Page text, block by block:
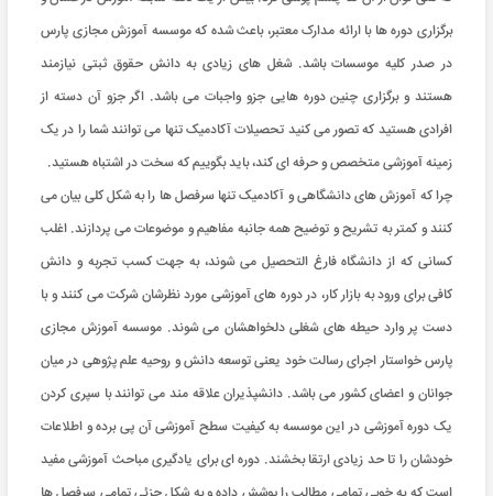
برگزاری دوره ها با ارائه مدارک معتبر، باعث شده که موسسه آموزش مجازی پارس
در صدر کلیه موسسات باشد. شغل های زیادی به دانش حقوق ثبتی نیازمند
هستند و برگزاری چنین دوره هایی جزو واجبات می باشد. اگر جزو آن دسته از
افرادی هستید که تصور می کنید تحصیلات آکادمیک تنها می توانند شما را در یک
زمینه آموزشی متخصص و حرفه ای کند، باید بگوییم که سخت در اشتباه هستید.
چرا که آموزش های دانشگاهی و آکادمیک تنها سرفصل ها را به شکل کلی بیان می
کنند و کمتر به تشریح و توضیح همه جانبه مفاهیم و موضوعات می پردازند. اغلب
کسانی که از دانشگاه فارغ التحصیل می شوند، به جهت کسب تجربه و دانش
کافی برای ورود به بازار کار، در دوره های آموزشی مورد نظرشان شرکت می کنند و با
دست پر وارد حیطه های شغلی دلخواهشان می شوند. موسسه آموزش مجازی
پارس خواستار اجرای رسالت خود یعنی توسعه دانش و روحیه علم پژوهی در میان
جوانان و اعضای کشور می باشد. دانشپذیران علاقه مند می توانند با سپری کردن
یک دوره آموزشی در این موسسه به کیفیت سطح آموزشی آن پی برده و اطلاعات
خودشان را تا حد زیادی ارتقا بخشند. دوره ای برای یادگیری مباحث آموزشی مفید